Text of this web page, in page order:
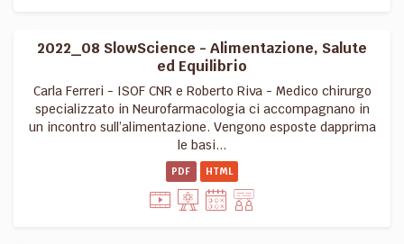
2022_08 SlowScience - Alimentazione, Salute
ed Equilibrio
Carla Ferreri - ISOF CNR e Roberto Riva - Medico chirurgo
specializzato in Neurofarmacologia ci accompagnano in
un incontro sull’alimentazione. Vengono esposte dapprima
le basi...
PDF HTML